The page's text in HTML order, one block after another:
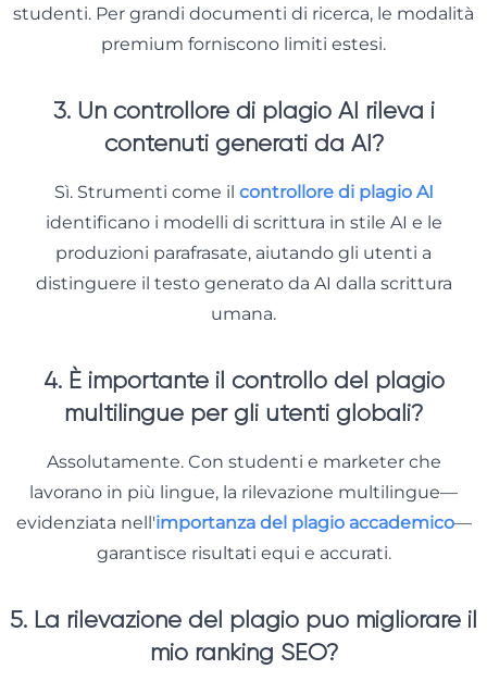
studenti. Per grandi documenti di ricerca, le modalità
premium forniscono limiti estesi.
3. Un controllore di plagio AI rileva i
contenuti generati da AI?
Sì. Strumenti come il controllore di plagio AI
identificano i modelli di scrittura in stile AI e le
produzioni parafrasate, aiutando gli utenti a
distinguere il testo generato da AI dalla scrittura
umana.
4. È importante il controllo del plagio
multilingue per gli utenti globali?
Assolutamente. Con studenti e marketer che
lavorano in più lingue, la rilevazione multilingue—
evidenziata nell'importanza del plagio accademico—
garantisce risultati equi e accurati.
5. La rilevazione del plagio può migliorare il
mio ranking SEO?